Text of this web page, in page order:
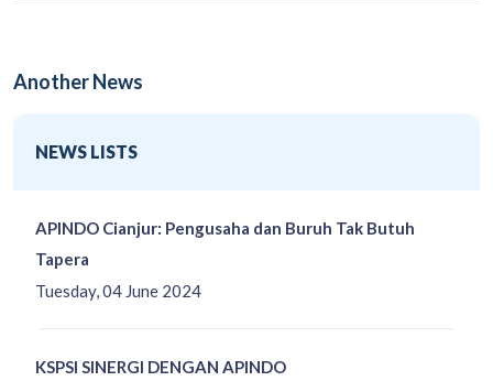
Another News
NEWS LISTS
Tuesday, 04 June 2024
APINDO Cianjur: Pengusaha dan Buruh Tak Butuh
Tapera
KSPSI SINERGI DENGAN APINDO